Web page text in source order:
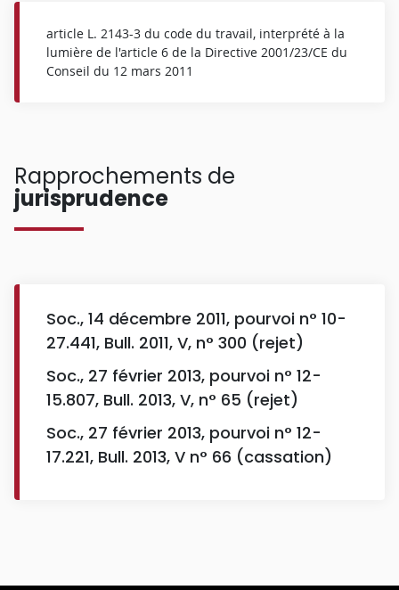
article L. 2143-3 du code du travail, interprété à la
lumière de l'article 6 de la Directive 2001/23/CE du
Conseil du 12 mars 2011
Rapprochements de
jurisprudence
Soc., 14 décembre 2011, pourvoi n° 10-
27.441, Bull. 2011, V, n° 300 (rejet)
Soc., 27 février 2013, pourvoi n° 12-
15.807, Bull. 2013, V, n° 65 (rejet)
Soc., 27 février 2013, pourvoi n° 12-
17.221, Bull. 2013, V n° 66 (cassation)